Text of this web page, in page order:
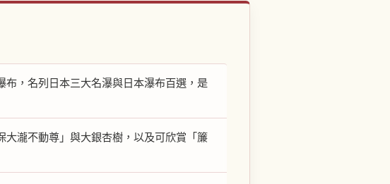
，名列日本三大名瀑與日本瀑布百選，是
瀧不動尊」與大銀杏樹，以及可欣賞「簾